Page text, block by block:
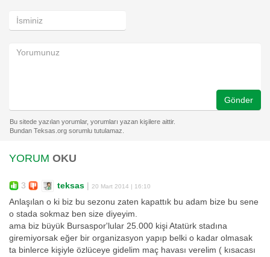
Gönder
YORUM OKU
3 teksas | 20 Mart 2014 | 16:10
Anlaşılan o ki biz bu sezonu zaten kapattık bu adam bize bu sene
o stada sokmaz ben size diyeyim.
ama biz büyük Bursaspor'lular 25.000 kişi Atatürk stadına
giremiyorsak eğer bir organizasyon yapıp belki o kadar olmasak
ta binlerce kişiyle özlüceye gidelim maç havası verelim ( kısacası